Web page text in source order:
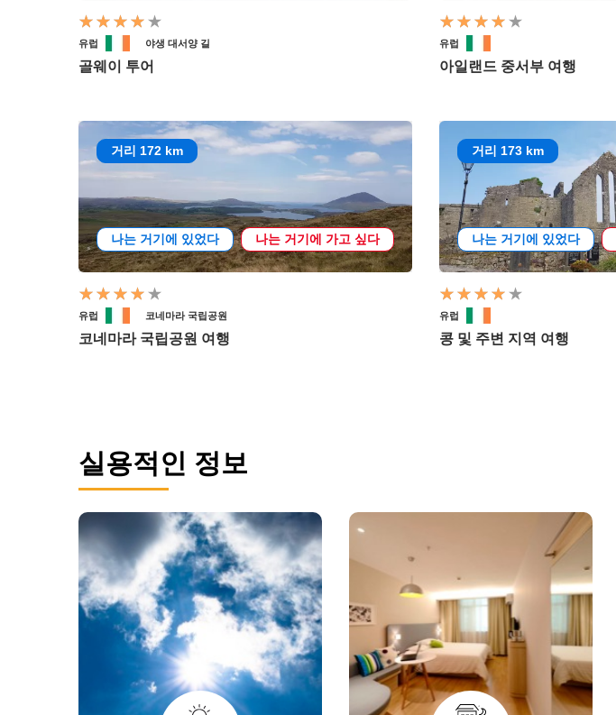
유럽 야생 대서양 길
골웨이 투어
유럽
아일랜드 중서부 여행
거리 172 km
나는 거기에 있었다 나는 거기에 가고 싶다
유럽 코네마라 국립공원
코네마라 국립공원 여행
거리 173 km
나는 거기에 있었다
유럽
콩 및 주변 지역 여행
실용적인 정보